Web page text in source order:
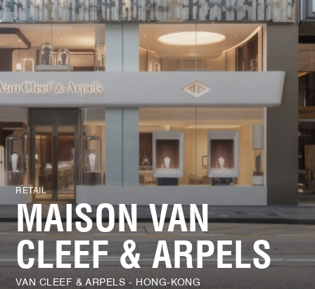
RETAIL
MAISON VAN
CLEEF & ARPELS
VAN CLEEF & ARPELS - HONG-KONG